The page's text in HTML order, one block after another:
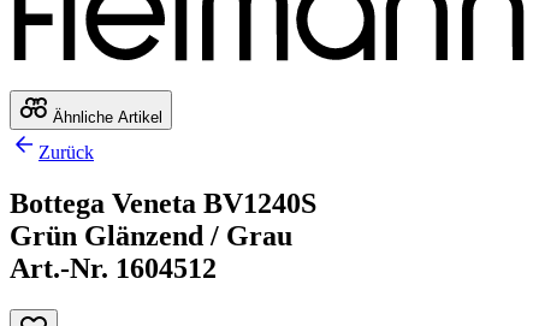
Ähnliche Artikel
Zurück
Bottega Veneta BV1240S
Grün Glänzend / Grau
Art.-Nr. 1604512